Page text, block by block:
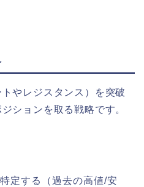
やレジスタンス）を突破
ションを取る戦略です。
定する（過去の高値/安